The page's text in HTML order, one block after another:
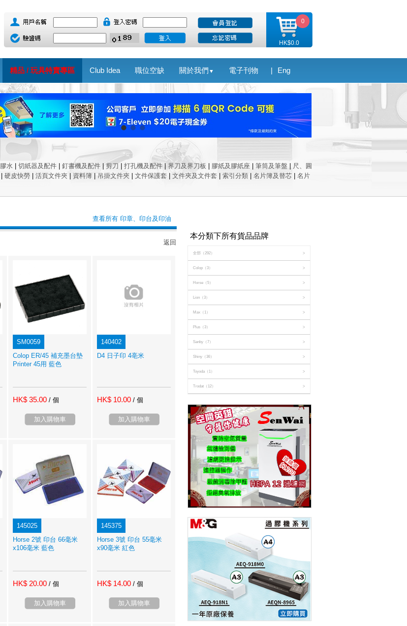
HK$0.0
0
精品 / 玩具特賣專區 Club Idea 職位空缺 關於我們 ▼ 電子刊物 Eng
膠水 切紙器及配件 釘書機及配件 剪刀 打孔機及配件 界刀及界刀板 膠紙及膠紙座 筆筒及筆盤
尺、圓
硬皮快勞 活頁文件夾 資料簿 吊掛文件夾 文件保護套 文件夾及文件套 索引分類 名片簿及替芯
名片
查看所有 印章、印台及印油
返回
SM0059
Colop ER/45 補充墨台墊
Printer 45用 藍色
HK$ 35.00 / 個
加入購物車
140402
D4 日子印 4亳米
HK$ 10.00 / 個
加入購物車
145025
Horse 2號 印台 66毫米
x106毫米 藍色
HK$ 20.00 / 個
加入購物車
145375
Horse 3號 印台 55毫米
x90毫米 紅色
HK$ 14.00 / 個
加入購物車
本分類下所有貨品品牌
全部 （292） >
Colop （3） >
Horse （5） >
Lion （3） >
Max （1） >
Plus （3） >
Sanby （7） >
Shiny （36） >
Toyoda （1） >
Trodat （12） >
X Stamper（4）
（2）
（1） >
德士美（188） >
新力牌 （2） >
雅麗 （21）
其它（2）